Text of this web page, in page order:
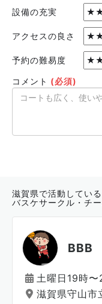
設備の充実
アクセスの良さ
予約の難易度
コメント (必須)
滋賀県で活動している
バスケサークル・チ
BBB
土曜日19時〜
滋賀県守山市